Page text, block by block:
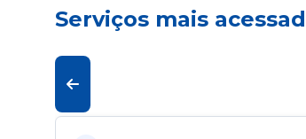
Serviços mais